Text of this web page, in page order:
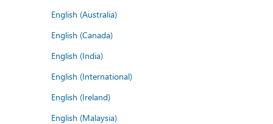
English (Australia)
English (Canada)
English (India)
English (International)
English (Ireland)
English (Malaysia)